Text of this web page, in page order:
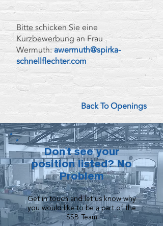
Bitte schicken Sie eine
Kurzbewerbung an Frau
Wermuth:awermuth@spirka-
schnellflechter.com
Back To Openings
Don't see your
position listed? No
Problem
Get in touch and let us know why
you would like to be a part of the
SSB Team